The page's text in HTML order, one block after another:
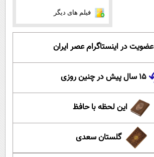
فیلم های دیگر
عضویت در اینستاگرام عصر ایران
۱۵ سال پیش در چنین روزی
این لحظه با حافظ
گلستان سعدی